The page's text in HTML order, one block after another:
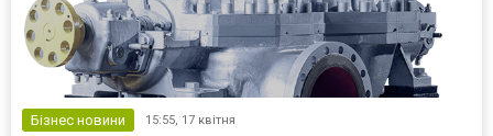
Бізнес новини 15:55, 17 квітня